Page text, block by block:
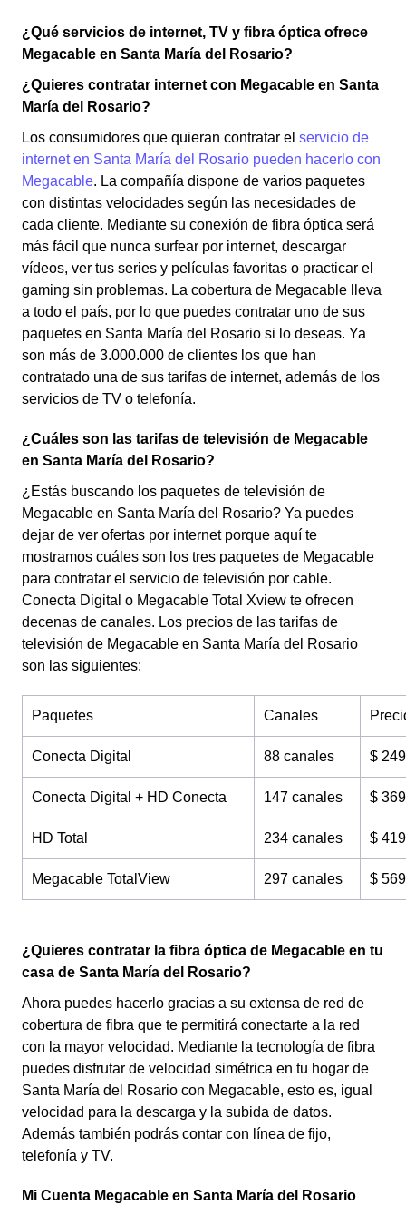
¿Qué servicios de internet, TV y fibra óptica ofrece
Megacable en Santa María del Rosario?
¿Quieres contratar internet con Megacable en Santa
María del Rosario?
Los consumidores que quieran contratar el servicio de
internet en Santa María del Rosario pueden hacerlo con
Megacable. La compañía dispone de varios paquetes
con distintas velocidades según las necesidades de
cada cliente. Mediante su conexión de fibra óptica será
más fácil que nunca surfear por internet, descargar
vídeos, ver tus series y películas favoritas o practicar el
gaming sin problemas. La cobertura de Megacable lleva
a todo el país, por lo que puedes contratar uno de sus
paquetes en Santa María del Rosario si lo deseas. Ya
son más de 3.000.000 de clientes los que han
contratado una de sus tarifas de internet, además de los
servicios de TV o telefonía.
¿Cuáles son las tarifas de televisión de Megacable
en Santa María del Rosario?
¿Estás buscando los paquetes de televisión de
Megacable en Santa María del Rosario? Ya puedes
dejar de ver ofertas por internet porque aquí te
mostramos cuáles son los tres paquetes de Megacable
para contratar el servicio de televisión por cable.
Conecta Digital o Megacable Total Xview te ofrecen
decenas de canales. Los precios de las tarifas de
televisión de Megacable en Santa María del Rosario
son las siguientes:
Paquetes Canales
Conecta Digital 88 canales $ 249
Conecta Digital + HD Conecta 147 canales $ 369
HD Total 234 canales $ 419
Megacable TotalView 297 canales $ 569
¿Quieres contratar la fibra óptica de Megacable en tu
casa de Santa María del Rosario?
Ahora puedes hacerlo gracias a su extensa de red de
cobertura de fibra que te permitirá conectarte a la red
con la mayor velocidad. Mediante la tecnología de fibra
puedes disfrutar de velocidad simétrica en tu hogar de
Santa María del Rosario con Megacable, esto es, igual
velocidad para la descarga y la subida de datos.
Además también podrás contar con línea de fijo,
telefonía y TV.
Mi Cuenta Megacable en Santa María del Rosario